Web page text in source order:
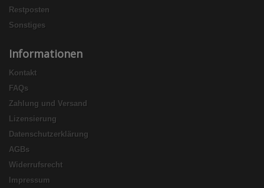
Restposten
Sonstiges
Informationen
Kontakt
FAQs
Zahlung und Versand
Lizensierung
Datenschutzerklärung
AGBs
Widerrufsrecht
Impressum